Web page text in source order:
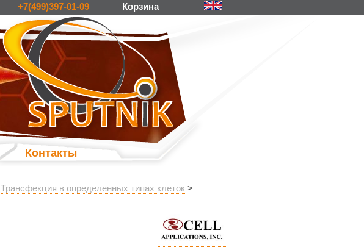
+7(499)397-01-09 Корзина
Контакты
Трансфекция в определенных типах клеток >